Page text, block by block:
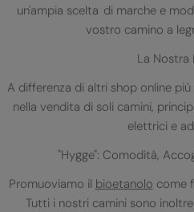
un'ampia scelta di marche e
vostro camino a
La Nostra
A differenza di altri shop online
nella vendita di soli camini,
elettrici e
"Hygge": Comodità,
Promuoviamo il bioetanolo come
Tutti i nostri camini sono